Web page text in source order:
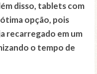
disso, tablets com
opção, pois
recarregado em um
o tempo de